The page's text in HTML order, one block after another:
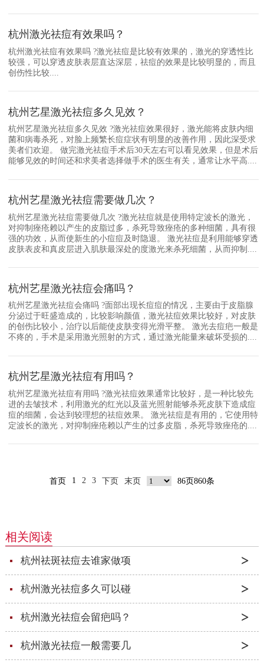
杭州激光祛痘有效果吗？
杭州激光祛痘有效果吗 ?激光祛痘是比较有效果的，激光的穿透性比
较强，可以穿透皮肤表层直达深层，祛痘的效果是比较明显的，而且
创伤性比较....
杭州艺星激光祛痘多久见效？
杭州艺星激光祛痘多久见效 ?激光祛痘效果很好，激光能将皮肤内细
菌和病毒杀死，对脸上频繁长痘症状有明显的改善作用，因此深受求
美者们欢迎。 做完激光祛痘手术后30天左右可以看见效果，但是术后
能够见效的时间还和求美者选择做手术的医生有关，通常让水平高....
杭州艺星激光祛痘需要做几次？
杭州艺星激光祛痘需要做几次 ?激光祛痘就是使用特定波长的激光，
对抑制痤疮赖以产生的皮脂过多，杀死导致痤疮的多种细菌，具有很
强的功效，从而使新生的小痘痘及时隐退。 激光祛痘是利用能够穿透
皮肤表皮和真皮层进入肌肤最深处的度激光来杀死细菌，从而抑制....
杭州艺星激光祛痘会痛吗？
杭州艺星激光祛痘会痛吗 ?面部出现长痘痘的情况，主要由于皮脂腺
分泌过于旺盛造成的，比较影响颜值，激光祛痘效果比较好，对皮肤
的创伤比较小，治疗以后能使皮肤变得光滑平整。 激光去痘疤一般是
不疼的，手术是采用激光照射的方式，通过激光能量来破坏受损的....
杭州艺星激光祛痘有用吗？
杭州艺星激光祛痘有用吗 ?激光祛痘效果通常比较好，是一种比较先
进的去皱技术，利用激光的红光以及蓝光照射能够杀死皮肤下造成痘
痘的细菌，会达到较理想的祛痘效果。 激光祛痘是有用的，它使用特
定波长的激光，对抑制痤疮赖以产生的过多皮脂，杀死导致痤疮的....
首页 1 2 3 下页 末页 86页860条
相关阅读
杭州祛斑祛痘去谁家做项
杭州激光祛痘多久可以碰
杭州激光祛痘会留疤吗？
杭州激光祛痘一般需要几